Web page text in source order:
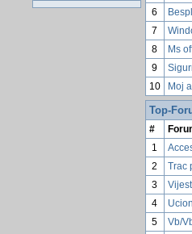
6
7
8
Ms
9
10
Moj
Top-
#
1
2
Trac
3
4
5
Vb/